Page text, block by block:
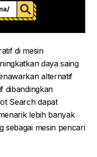
di mesin
daya saing
alternatif
dibandingkan
Search dapat
lebih banyak
sebagai mesin pencari